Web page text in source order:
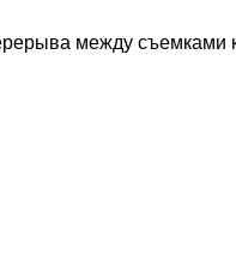
между съемками